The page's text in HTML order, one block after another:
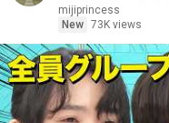
は微笑んだ。「で
う」――数分後、
mijiprincess
New 73K views